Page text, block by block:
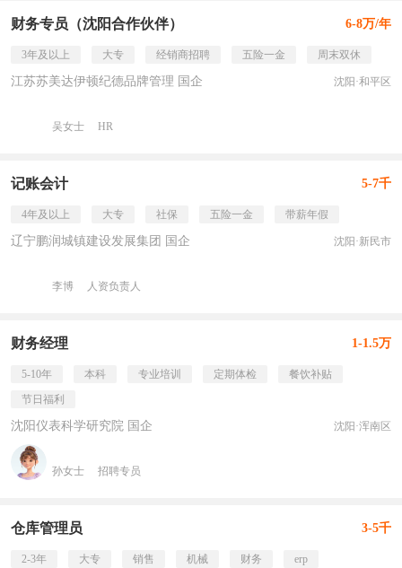
财务专员（沈阳合作伙伴） 6-8万/年
3年及以上 大专 经销商招聘 五险一金 周末双休
江苏苏美达伊顿纪德品牌管理 国企 沈阳·和平区
吴女士 HR
记账会计 5-7千
4年及以上 大专 社保 五险一金 带薪年假
辽宁鹏润城镇建设发展集团 国企 沈阳·新民市
李博 人资负责人
财务经理 1-1.5万
5-10年 本科 专业培训 定期体检
餐饮补贴
节日福利
沈阳仪表科学研究院 国企 沈阳·浑南区
孙女士 招聘专员
仓库管理员 3-5千
2-3年 大专 销售 机械 财务 erp